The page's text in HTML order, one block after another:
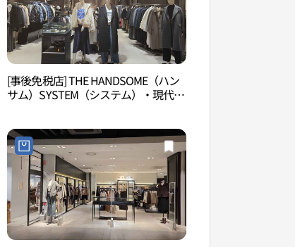
[事後免税店] THE HANDSOME（ハン
サム）SYSTEM（システム）・現代ア